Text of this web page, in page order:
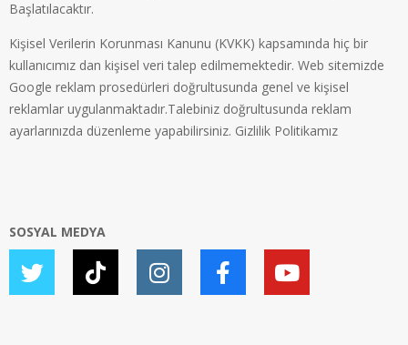
Başlatılacaktır.
Kişisel Verilerin Korunması Kanunu (KVKK) kapsamında hiç bir
kullanıcımız dan kişisel veri talep edilmemektedir. Web sitemizde
Google reklam prosedürleri doğrultusunda genel ve kişisel
reklamlar uygulanmaktadır.Talebiniz doğrultusunda reklam
ayarlarınızda düzenleme yapabilirsiniz. Gizlilik Politikamız
SOSYAL MEDYA